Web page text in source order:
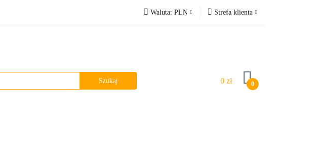
Waluta: PLN Strefa klienta
0 zł 0